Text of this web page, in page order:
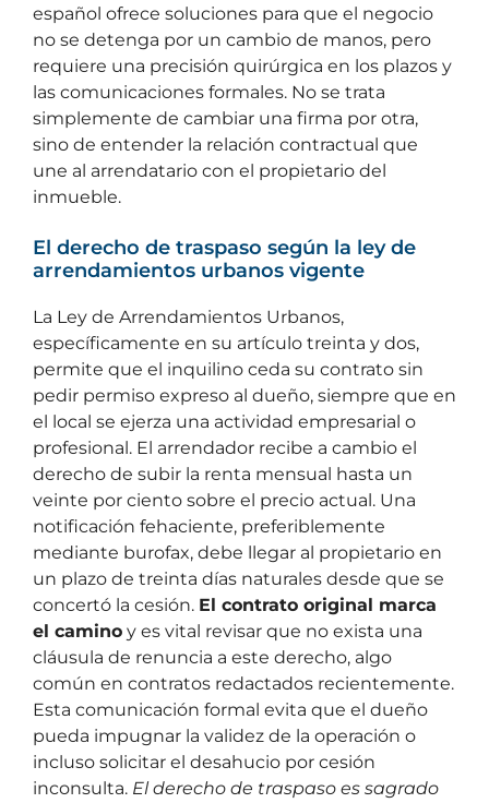
español ofrece soluciones para que el negocio
no se detenga por un cambio de manos, pero
requiere una precisión quirúrgica en los plazos y
las comunicaciones formales. No se trata
simplemente de cambiar una firma por otra,
sino de entender la relación contractual que
une al arrendatario con el propietario del
inmueble.
El derecho de traspaso según la ley de
arrendamientos urbanos vigente
La Ley de Arrendamientos Urbanos,
específicamente en su artículo treinta y dos,
permite que el inquilino ceda su contrato sin
pedir permiso expreso al dueño, siempre que en
el local se ejerza una actividad empresarial o
profesional. El arrendador recibe a cambio el
derecho de subir la renta mensual hasta un
veinte por ciento sobre el precio actual. Una
notificación fehaciente, preferiblemente
mediante burofax, debe llegar al propietario en
un plazo de treinta días naturales desde que se
concertó la cesión. El contrato original marca
el camino y es vital revisar que no exista una
cláusula de renuncia a este derecho, algo
común en contratos redactados recientemente.
Esta comunicación formal evita que el dueño
pueda impugnar la validez de la operación o
incluso solicitar el desahucio por cesión
inconsulta. El derecho de traspaso es sagrado